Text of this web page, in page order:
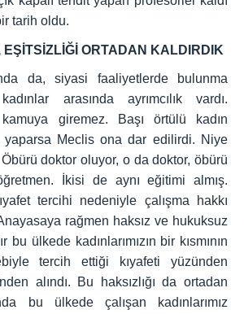
tarih oldu.
ORTADAN KALDIRDIK
da, siyasi faaliyetlerde bulunma
arasında ayrımcılık vardı.
giremez. Başı örtülü kadın
yaparsa Meclis ona dar edilirdi. Niye
doktor oluyor, o da doktor, öbürü
İkisi de aynı eğitimi almış.
tercihi nedeniyle çalışma hakkı
rağmen haksız ve hukuksuz
bu ülkede kadınlarımızın bir kısmının
tercih ettiği kıyafeti yüzünden
alındı. Bu haksızlığı da ortadan
bu ülkede çalışan kadınlarımız